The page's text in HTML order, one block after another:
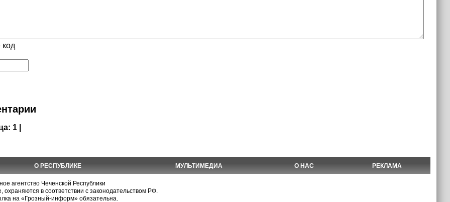
код
1 |
О РЕСПУБЛИКЕ МУЛЬТИМЕДИА О НАС РЕКЛАМА
агентство Чеченской Республики
в соответствии с законодательством РФ.
на «Грозный-информ» обязательна.